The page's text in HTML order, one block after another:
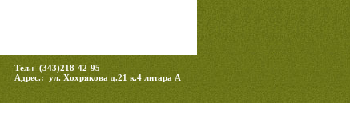
Тел.: (343)218-42-95
Адрес.: ул. Хохрякова д.21 к.4 литара А